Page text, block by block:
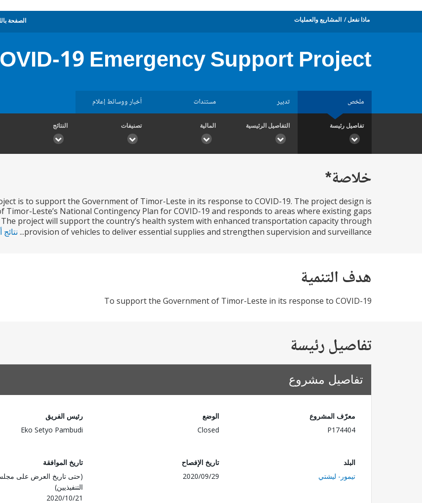
ماذا نفعل المشاريع والعمليات الصفحة
19 Emergency Support Project
ملخص تدبير مستندات أخبار ووسائط إعلام
تفاصيل رئيسة التفاصيل الرئيسية المالية تصنيفات النتائج
خلاصة*
is to support the Government of Timor-Leste in its response to COVID-19. The project design is
Timor-Leste’s National Contingency Plan for COVID-19 and responds to areas where existing gaps
project will support the country’s health system with enhanced transportation capacity through
provision of vehicles to deliver essential supplies and strengthen supervision and surveillance...
نتائج
هدف التنمية
To support the Government of Timor-Leste in its response to COVID-19
تفاصيل رئيسة
تفاصيل مشروع
معرّف المشروع
P174404
الوضع
Closed
رئيس الفريق
Eko Setyo Pambudi
البلد
تيمور- ليشتي
تاريخ الإفصاح
2020/09/29
تاريخ الموافقة
(حتى تاريخ العرض على
التنفيذيين)
2020/10/21